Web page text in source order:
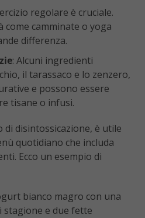
regolare è cruciale.
come camminate o yoga
differenza.
: Alcuni ingredienti
il tarassaco e lo zenzero,
e possono essere
tisane o infusi.
di disintossicazione, è utile
quotidiano che includa
Ecco un esempio di
bianco magro con una
stagione e due fette